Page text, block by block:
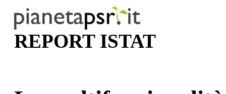
REPORT ISTAT